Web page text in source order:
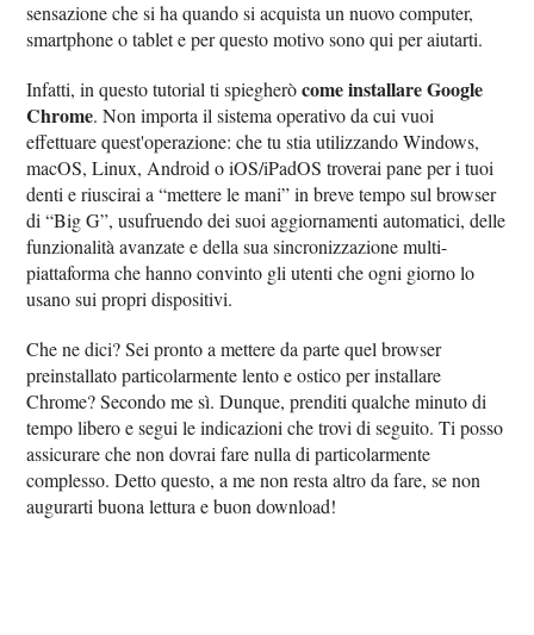
sensazione che si ha quando si acquista un nuovo computer,
smartphone o tablet e per questo motivo sono qui per aiutarti.
Infatti, in questo tutorial ti spiegheròcome installare Google
Chrome. Non importa il sistema operativo da cui vuoi
effettuare quest'operazione: che tu stia utilizzando Windows,
macOS, Linux, Android o iOS/iPadOS troverai pane per i tuoi
denti e riuscirai a “mettere le mani” in breve tempo sul browser
di “Big G”, usufruendo dei suoi aggiornamenti automatici, delle
funzionalità avanzate e della sua sincronizzazione multi-
piattaforma che hanno convinto gli utenti che ogni giorno lo
usano sui propri dispositivi.
Che ne dici? Sei pronto a mettere da parte quel browser
preinstallato particolarmente lento e ostico per installare
Chrome? Secondo me sì. Dunque, prenditi qualche minuto di
tempo libero e segui le indicazioni che trovi di seguito. Ti posso
assicurare che non dovrai fare nulla di particolarmente
complesso. Detto questo, a me non resta altro da fare, se non
augurarti buona lettura e buon download!